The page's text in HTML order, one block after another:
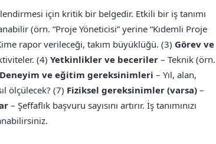
için kritik bir belgedir. Etkili bir iş tanımı
(örn. “Proje Yöneticisi” yerine “Kıdemli Proje
rapor verileceği, takım büyüklüğü. (3) Görev ve
(4) Yetkinlikler ve beceriler – Teknik (örn.
Deneyim ve eğitim gereksinimleri – Yıl, alan,
ölçülecek? (7) Fiziksel gereksinimler (varsa) –
– Şeffaflık başvuru sayısını artırır. İş tanımınızı